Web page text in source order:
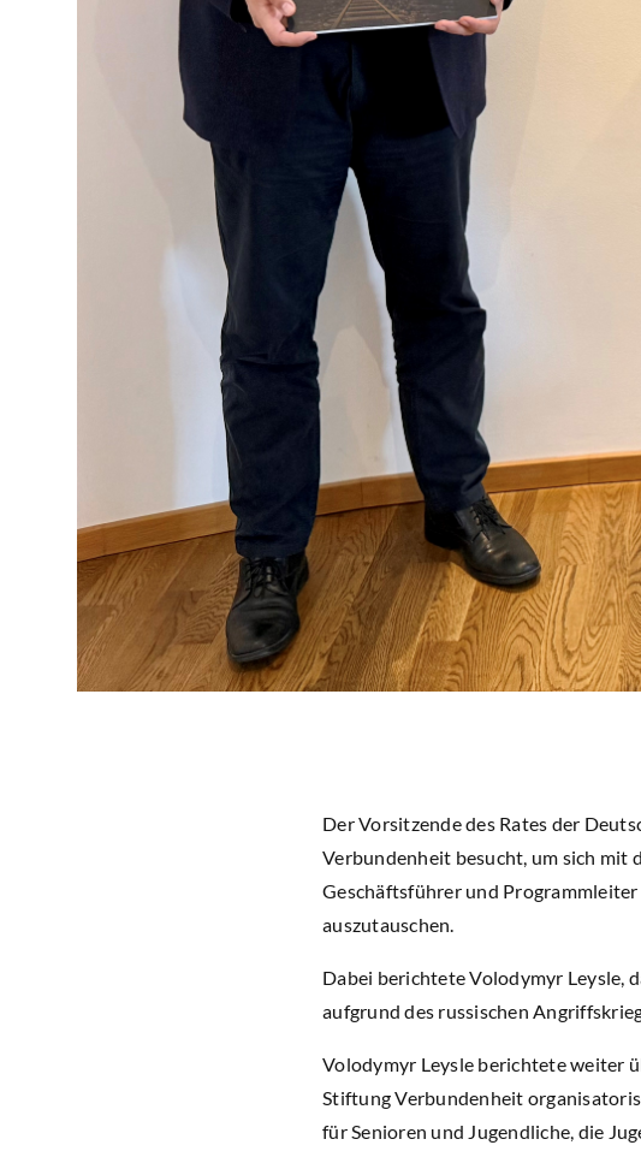
Der Vorsitzende des Rates der
Verbundenheit besucht, um sich mit
Geschäftsführer und
auszutauschen.
Dabei berichtete Volodymyr Leysle,
aufgrund des russischen
Volodymyr Leysle berichtete weiter
Stiftung Verbundenheit
für Senioren und Jugendliche, die